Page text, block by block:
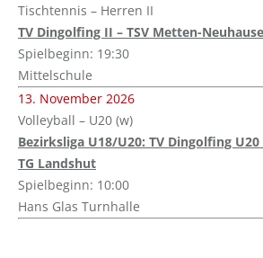
Tischtennis – Herren II
TV Dingolfing II – TSV Metten-
Spielbeginn: 19:30
Mittelschule
13. November 2026
Volleyball – U20 (w)
Bezirksliga U18/U20: TV Dingolfing
TG Landshut
Spielbeginn: 10:00
Hans Glas Turnhalle